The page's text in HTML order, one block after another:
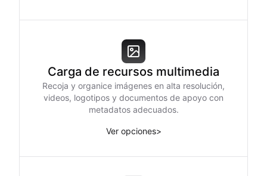
Carga de recursos multimedia
Recoja y organice imágenes en alta resolución,
videos, logotipos y documentos de apoyo con
metadatos adecuados.
Ver opciones>